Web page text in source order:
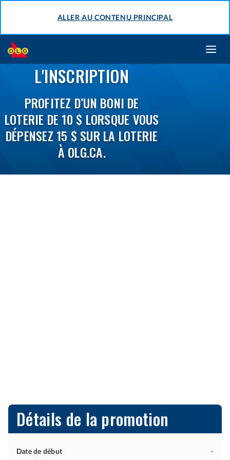
ALLER AU CONTENU PRINCIPAL
BONI DE POUR LOTERIE
L'INSCRIPTION
PROFITEZ D’UN BONI DE
LOTERIE DE 10 $ LORSQUE VOUS
DÉPENSEZ 15 $ SUR LA LOTERIE
À OLG.CA.
Détails de la promotion
Date de début
-